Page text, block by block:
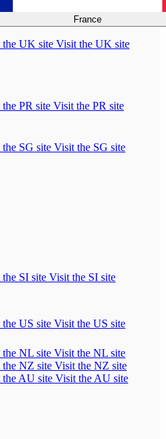
France
Visit the UK site
Visit the PR site
Visit the SG site
Visit the SI site
Visit the US site
Visit the NL site
Visit the NZ site
Visit the AU site